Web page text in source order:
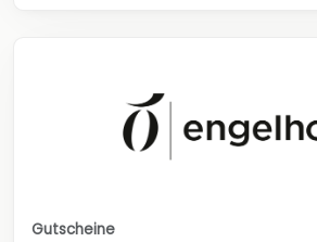
Gutscheine